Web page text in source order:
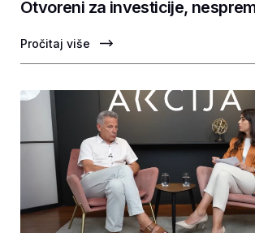
Otvoreni za investicije,
Pročitaj više